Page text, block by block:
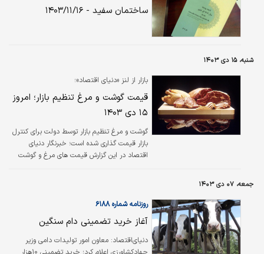
برنج هندی به پایین‌ترین سطح ۱۸‌‌‌‌‌‌‌‌‌ماهه خود
ساختمان سفید - ۱۴۰۳/۱۱/۱۶
شنبه، ۱۵ دی ۱۴۰۳
بازار از لنز «دنیای اقتصاد»؛
قیمت گوشت و مرغ تنظیم بازار؛ امروز
۱۵ دی ۱۴۰۳
گوشت و مرغ تنظیم بازار توسط دولت برای کنترل
بازار قیمت گذاری شده است؛ خبرنگار دنیای
اقتصاد در این گزارش قیمت های مرغ و گوشت
جمعه، ۰۷ دی ۱۴۰۳
روزنامه شماره ۶۱۸۸
آغاز خرید تضمینی دام سنگین
دنیای‌اقتصاد: معاون امور تولیدات دامی وزیر